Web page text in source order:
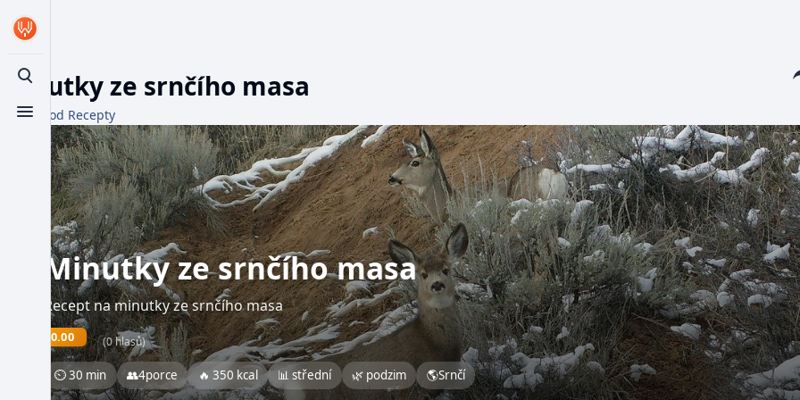
Toggle search
Toggle menu
Minutky ze srnčího masa
Z WikiFood Recepty
Minutky ze srnčího masa
Recept na minutky ze srnčího masa
0.00 (0 hlasů)
⏲ 30 min 👥4porce 🔥 350 kcal 📊 střední 🌿 podzim 🌎Srnčí